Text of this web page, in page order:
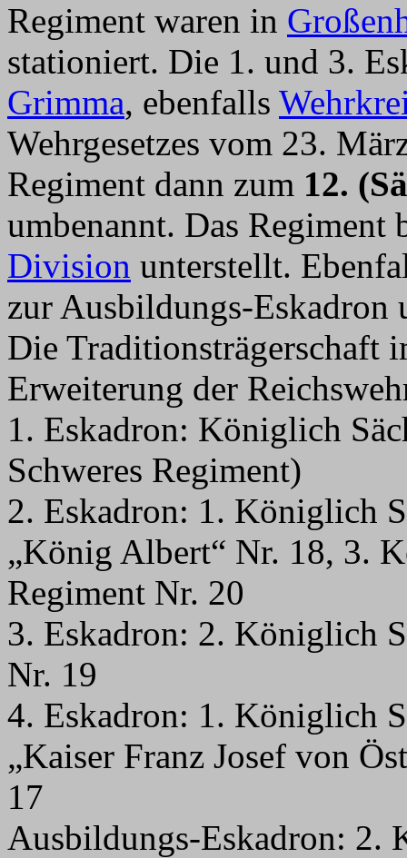
Regiment waren in
stationiert. Die 1. und 3.
Grimma, ebenfalls
Wehrgesetzes vom 23.
Regiment dann zum 12.
umbenannt. Das
Division unterstellt.
zur Ausbildungs-Eskadron
Die Traditionsträgerschaft
Erweiterung der
1. Eskadron: Königlich
Schweres Regiment)
2. Eskadron: 1. Königlich
„König Albert“ Nr. 18, 3.
Regiment Nr. 20
3. Eskadron: 2. Königlich
Nr. 19
4. Eskadron: 1. Königlich
„Kaiser Franz Josef von
17
Ausbildungs-Eskadron: 2.